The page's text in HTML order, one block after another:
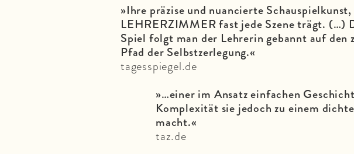
»Ihre präzise und nuancierte
LEHRERZIMMER fast jede Szene trägt. (…)
Spiel folgt man der Lehrerin gebannt auf den
Pfad der Selbstzerlegung.«
tagesspiegel.de
»…einer im Ansatz einfachen
Komplexität sie jedoch zu einem
macht.«
taz.de